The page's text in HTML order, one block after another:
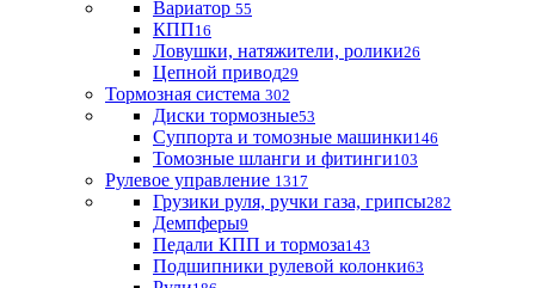
Вариатор 55
КПП16
Ловушки, натяжители, ролики26
Цепной привод29
Тормозная система 302
Диски тормозные53
Суппорта и томозные машинки146
Томозные шланги и фитинги103
Рулевое управление 1317
Грузики руля, ручки газа, грипсы282
Демпферы9
Педали КПП и тормоза143
Подшипники рулевой колонки63